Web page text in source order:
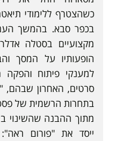
כשהצטרף ללימודי
בכפר סבא. בהמשך
מקצועיים בסטלה
הופעותיו על המסך
למענקי פיתוח והפקה
סרטים, האחרון שבהם,
בתחרות הרשמית של
מתוך ההבנה שהשינוי
ייסד את "פורום ראה":